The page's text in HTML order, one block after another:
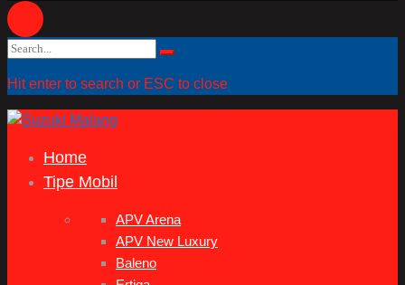
Search
Search
Hit enter to search or ESC to close
Home
Tipe Mobil
APV Arena
APV New Luxury
Baleno